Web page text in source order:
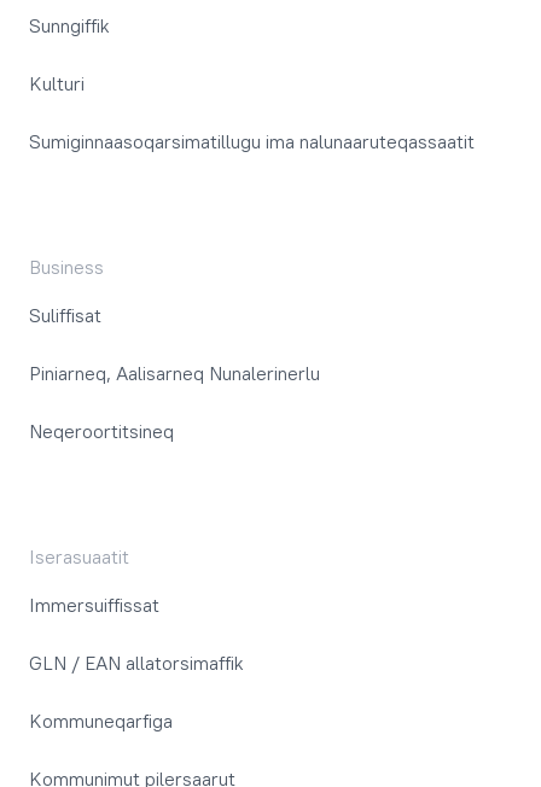
Sunngiffik
Kulturi
Sumiginnaasoqarsimatillugu ima nalunaaruteqassaatit
Business
Suliffisat
Piniarneq, Aalisarneq Nunalerinerlu
Neqeroortitsineq
Iserasuaatit
Immersuiffissat
GLN / EAN allatorsimaffik
Kommuneqarfiga
Kommunimut pilersaarut